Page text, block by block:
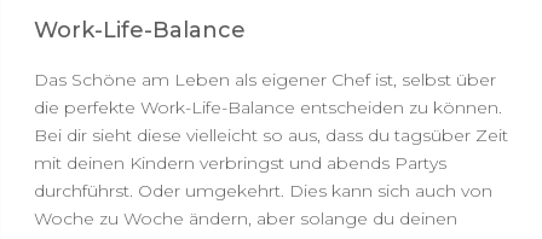
Work-Life-Balance
Das Schöne am Leben als eigener Chef ist, selbst über
die perfekte Work-Life-Balance entscheiden zu können.
Bei dir sieht diese vielleicht so aus, dass du tagsüber Zeit
mit deinen Kindern verbringst und abends Partys
durchführst. Oder umgekehrt. Dies kann sich auch von
Woche zu Woche ändern, aber solange du deinen